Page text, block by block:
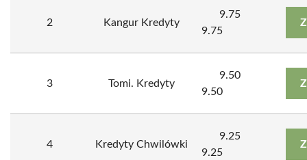
2 Kangur Kredyty
9.75
9.75
3 Tomi. Kredyty
9.50
9.50
4 Kredyty Chwilówki
9.25
9.25